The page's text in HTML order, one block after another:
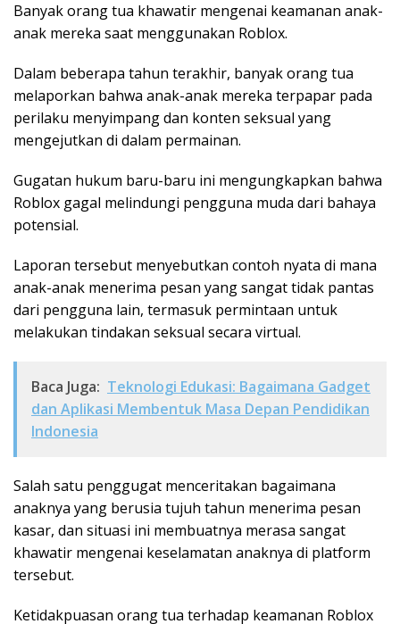
Banyak orang tua khawatir mengenai keamanan anak-
anak mereka saat menggunakan Roblox.
Dalam beberapa tahun terakhir, banyak orang tua
melaporkan bahwa anak-anak mereka terpapar pada
perilaku menyimpang dan konten seksual yang
mengejutkan di dalam permainan.
Gugatan hukum baru-baru ini mengungkapkan bahwa
Roblox gagal melindungi pengguna muda dari bahaya
potensial.
Laporan tersebut menyebutkan contoh nyata di mana
anak-anak menerima pesan yang sangat tidak pantas
dari pengguna lain, termasuk permintaan untuk
melakukan tindakan seksual secara virtual.
Baca Juga: Teknologi Edukasi: Bagaimana Gadget
dan Aplikasi Membentuk Masa Depan Pendidikan
Indonesia
Salah satu penggugat menceritakan bagaimana
anaknya yang berusia tujuh tahun menerima pesan
kasar, dan situasi ini membuatnya merasa sangat
khawatir mengenai keselamatan anaknya di platform
tersebut.
Ketidakpuasan orang tua terhadap keamanan Roblox